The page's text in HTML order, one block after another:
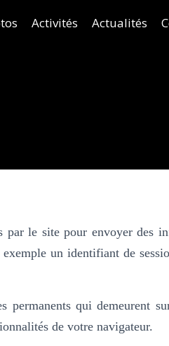
Activités Actualités
par le site pour envoyer des
un identifiant de
qui demeurent
de votre navigateur.